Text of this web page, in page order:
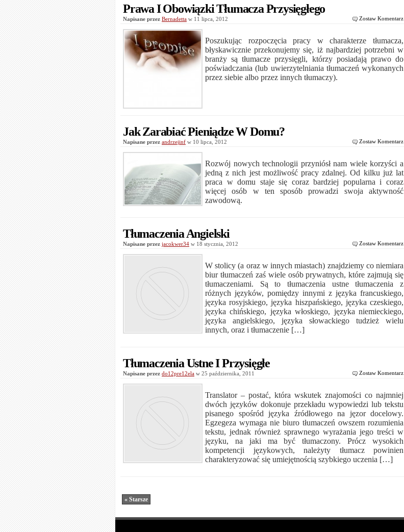
Prawa I Obowiązki Tłumacza Przysięgłego
Napisane przez Bernadetta w 11 lipca, 2012 Zostaw Komentarz
Poszukując rozpoczęcia pracy w charakterze tłumacza,
błyskawicznie przekonujemy się, iż najbardziej potrzebni w
branży są tłumacze przysięgli, którzy posiadają prawo do
poświadczania (lub uwierzytelniania tłumaczeń wykonanych
przez siebie albo przez innych tłumaczy).
Jak Zarabiać Pieniądze W Domu?
Napisane przez andrzejinf w 10 lipca, 2012 Zostaw Komentarz
Rozwój nowych technologii przyniósł nam wiele korzyści a
jedną z nich jest możliwość pracy zdalnej. Od kilku już lat
praca w domu staje się coraz bardziej popularna i coraz
więcej osób w ten sposób prowadzi swoja aktywność
zawodową.
Tłumaczenia Angielski
Napisane przez jacokwer34 w 18 stycznia, 2012 Zostaw Komentarz
W stolicy (a oraz w innych miastach) znajdziemy co niemiara
biur tłumaczeń zaś wiele osób prywatnych, które zajmują się
tłumaczeniami. Są to tłumaczenia ustne tłumaczenia z
różnych języków, pomiędzy innymi z języka francuskiego,
języka rosyjskiego, języka hiszpańskiego, języka czeskiego,
języka chińskiego, języka włoskiego, języka niemieckiego,
języka angielskiego, języka słowackiego tudzież wielu
innych, oraz i tłumaczenie […]
Tłumaczenia Ustne I Przysięgłe
Napisane przez do12pre12ela w 25 października, 2011 Zostaw Komentarz
Translator – postać, która wskutek znajomości co najmniej
dwóch języków dokonuje przekładu wypowiedzi lub tekstu
pisanego spośród języka źródłowego na jęzor docelowy.
Egzegeza wymaga nie biuro tłumaczeń owszem rozumienia
tekstu, jednak również sprawnego wyrażania jego treści w
języku, na jaki ma być tłumaczony. Prócz wysokich
kompetencji językowych, należyty tłumacz powinien
charakteryzować się umiejętnością szybkiego uczenia […]
« Starsze